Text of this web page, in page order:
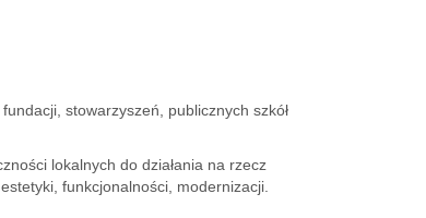
stowarzyszeń, publicznych szkół
lokalnych do działania na rzecz
funkcjonalności, modernizacji.